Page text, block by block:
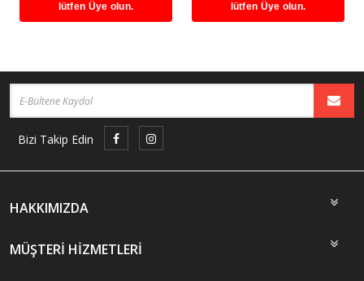
lütfen Üye olun.
lütfen Üye olun.
Bizi Takip Edin
HAKKIMIZDA
MÜŞTERİ HİZMETLERİ